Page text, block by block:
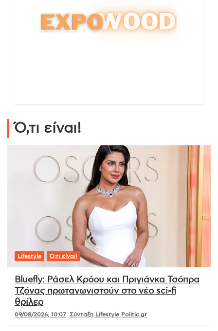
Ό,τι είναι!
Lifestyle Ό,τι είναι!
Bluefly: Ράσελ Κρόου και Πριγιάνκα Τσόπρα
Τζόνας πρωταγωνιστούν στο νέο sci-fi
θρίλερ
09/08/2026, 10:07 Σύνταξη Lifestyle Politic.gr